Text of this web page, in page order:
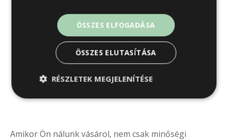
Amikor Ön nálunk vásárol, nem csak minőségi
ÖSSZES ELFOGADÁSA
ÖSSZES ELUTASÍTÁSA
RÉSZLETEK MEGJELENÍTÉSE